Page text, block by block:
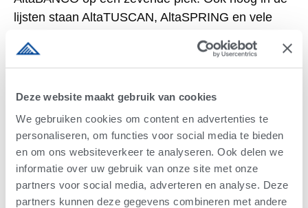
Deze website maakt gebruik van cookies
We gebruiken cookies om content en advertenties te
personaliseren, om functies voor social media te bieden
en om ons websiteverkeer te analyseren. Ook delen we
informatie over uw gebruik van onze site met onze
partners voor social media, adverteren en analyse. Deze
partners kunnen deze gegevens combineren met andere
lijsten staan AltaTUSCAN, AltaSPRING en vele
Nederland zelfs nog beter, bekijk onze nieuwe Alta
Update stierenkaart voor onze nieuwe genomic
toppers met inmiddels al weer veel hogere TPI dan
Hier nog een paar voorbeelden van hoge
noteringen van Alta stieren elders op de wereld:
DE MEEST VRUCHTBARE STIEREN MET
CONCEPT PLUS